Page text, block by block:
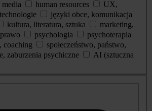
human resources
UX,
języki obce, komunikacja
kultura, literatura, sztuka
marketing,
prawo psychologia
psychoterapia
coaching
społeczeństwo, państwo,
zaburzenia psychiczne
AI (sztuczna